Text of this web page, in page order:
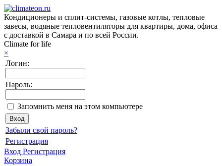
Кондиционеры и сплит-системы, газовые котлы, тепловые
завесы, водяные тепловентиляторы для квартиры, дома, офиса
с доставкой в Самара и по всей России.
Climate for life
×
Логин:
Пароль:
Запомнить меня на этом компьютере
Забыли свой пароль?
Регистрация
Вход Регистрация
Корзина